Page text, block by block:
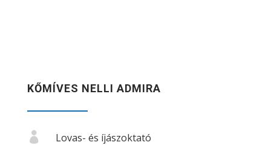
KŐMÍVES NELLI ADMIRA
 Lovas- és íjászoktató